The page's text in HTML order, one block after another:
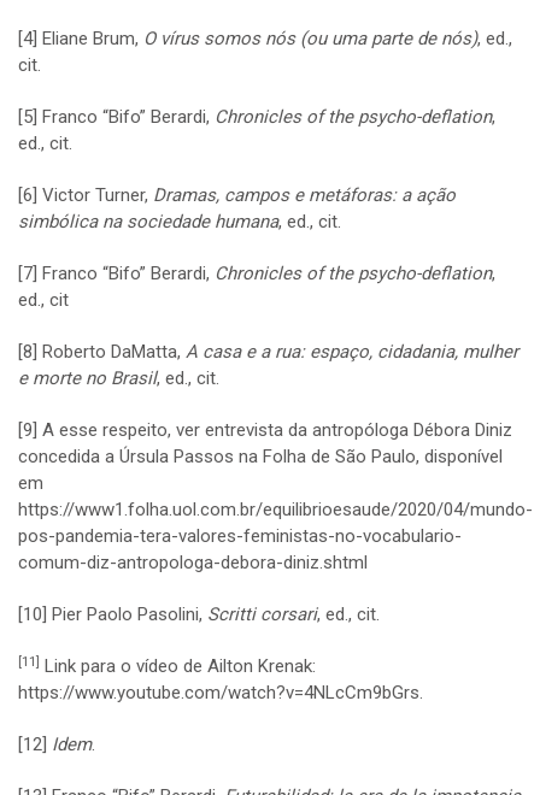
[4] Eliane Brum, O vírus somos nós (ou uma parte de nós), ed.,
cit.
[5] Franco “Bifo” Berardi, Chronicles of the psycho-deflation,
ed., cit.
[6] Victor Turner, Dramas, campos e metáforas: a ação
simbólica na sociedade humana, ed., cit.
[7] Franco “Bifo” Berardi, Chronicles of the psycho-deflation,
ed., cit
[8] Roberto DaMatta, A casa e a rua: espaço, cidadania, mulher
e morte no Brasil, ed., cit.
[9] A esse respeito, ver entrevista da antropóloga Débora Diniz
concedida a Úrsula Passos na Folha de São Paulo, disponível
em
https://www1.folha.uol.com.br/equilibrioesaude/2020/04/mundo-
pos-pandemia-tera-valores-feministas-no-vocabulario-
comum-diz-antropologa-debora-diniz.shtml
[10] Pier Paolo Pasolini, Scritti corsari, ed., cit.
[11] Link para o vídeo de Ailton Krenak:
https://www.youtube.com/watch?v=4NLcCm9bGrs.
[12] Idem.